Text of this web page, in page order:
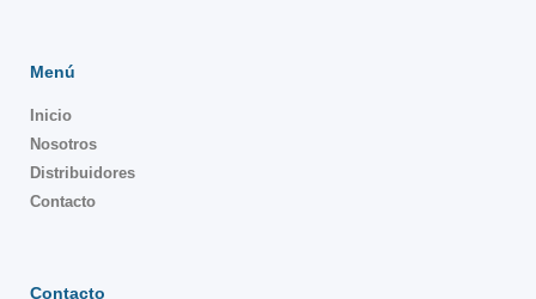
Menú
Inicio
Nosotros
Distribuidores
Contacto
Contacto